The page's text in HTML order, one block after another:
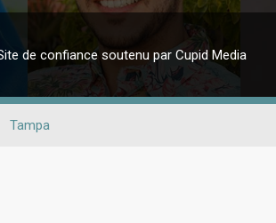
de confiance soutenu par Cupid Media
Tampa